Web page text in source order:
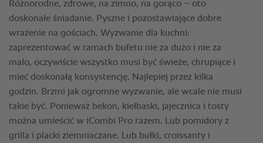
Różnorodne, zdrowe, na zimno, na gorąco – oto
doskonałe śniadanie. Pyszne i pozostawiające dobre
wrażenie na gościach. Wyzwanie dla kuchni:
zaprezentować w ramach bufetu nie za dużo i nie za
mało, oczywiście wszystko musi być świeże, chrupiące i
mieć doskonałą konsystencję. Najlepiej przez kilka
godzin. Brzmi jak ogromne wyzwanie, ale wcale nie musi
takie być. Ponieważ bekon, kiełbaski, jajecznica i tosty
można umieścić w iCombi Pro razem. Lub pomidory z
grilla i placki ziemniaczane. Lub bułki, croissanty i